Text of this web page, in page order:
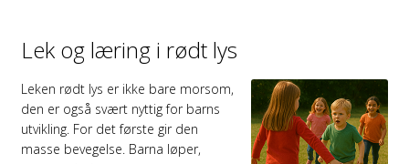
Lek og læring i rødt lys
Leken rødt lys er ikke bare morsom,
den er også svært nyttig for barns
utvikling. For det første gir den
masse bevegelse. Barna løper,